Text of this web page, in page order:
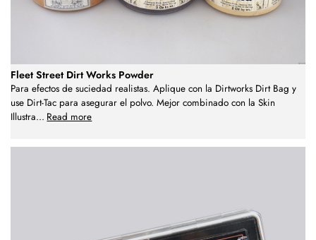
Fleet Street Dirt Works Powder
Para efectos de suciedad realistas. Aplique con la Dirtworks Dirt Bag y
use Dirt-Tac para asegurar el polvo. Mejor combinado con la Skin
Illustra... Read more